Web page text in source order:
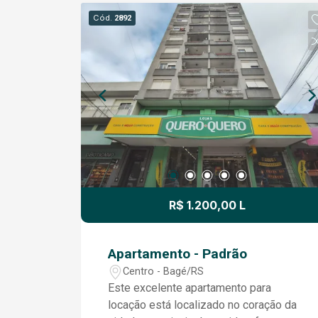
um banheiro social bem distribuído. O
apartamento está situado em
condomínio fechado, com portaria
eletrônica, piscina e salão de festas,
proporcionando mais segurança, lazer e
comodidade para você e sua família.
Cód. 2892
R$ 1.200,00 L
Apartamento - Padrão
Centro - Bagé/RS
Este excelente apartamento para
locação está localizado no coração da